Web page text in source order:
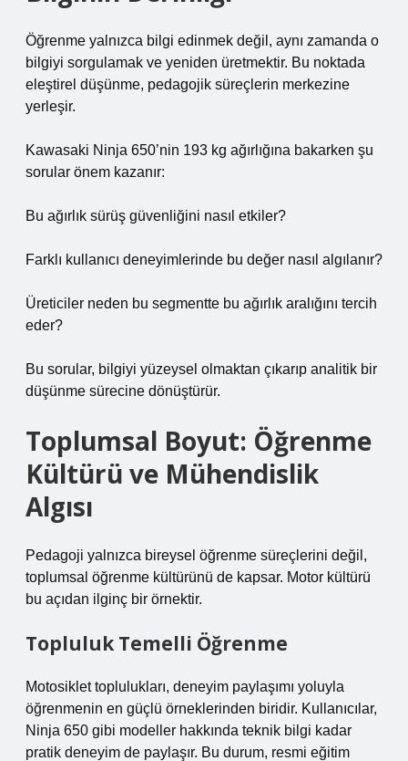
Öğrenme yalnızca bilgi edinmek değil, aynı zamanda o
bilgiyi sorgulamak ve yeniden üretmektir. Bu noktada
eleştirel düşünme, pedagojik süreçlerin merkezine
yerleşir.
Kawasaki Ninja 650’nin 193 kg ağırlığına bakarken şu
sorular önem kazanır:
Bu ağırlık sürüş güvenliğini nasıl etkiler?
Farklı kullanıcı deneyimlerinde bu değer nasıl algılanır?
Üreticiler neden bu segmentte bu ağırlık aralığını tercih
eder?
Bu sorular, bilgiyi yüzeysel olmaktan çıkarıp analitik bir
düşünme sürecine dönüştürür.
Toplumsal Boyut: Öğrenme
Kültürü ve Mühendislik
Algısı
Pedagoji yalnızca bireysel öğrenme süreçlerini değil,
toplumsal öğrenme kültürünü de kapsar. Motor kültürü
bu açıdan ilginç bir örnektir.
Topluluk Temelli Öğrenme
Motosiklet toplulukları, deneyim paylaşımı yoluyla
öğrenmenin en güçlü örneklerinden biridir. Kullanıcılar,
Ninja 650 gibi modeller hakkında teknik bilgi kadar
pratik deneyim de paylaşır. Bu durum, resmi eğitim